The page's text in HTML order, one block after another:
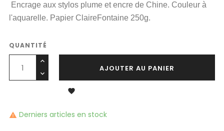
Encrage aux stylos plume et encre de Chine. Couleur à
l'aquarelle. Papier ClaireFontaine 250g.
QUANTITÉ
AJOUTER AU PANIER

 Derniers articles en stock